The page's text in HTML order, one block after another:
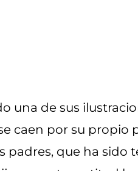
una de sus
caen por su propio
que ha sido